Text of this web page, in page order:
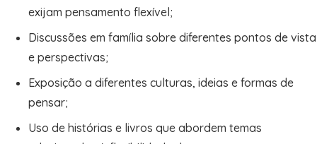
exijam pensamento flexível;
Discussões em família sobre diferentes pontos de vista
e perspectivas;
Exposição a diferentes culturas, ideias e formas de
pensar;
Uso de histórias e livros que abordem temas